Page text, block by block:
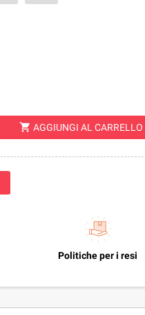
shopping_cart AGGIUNGI AL CARRELLO
Politiche per i resi